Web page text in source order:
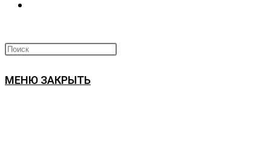
ПОИСК
МЕНЮ ЗАКРЫТЬ